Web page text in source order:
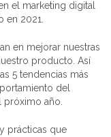
el marketing digital
en 2021.
en mejorar nuestras
producto. Así
5 tendencias más
del
próximo año.
prácticas que